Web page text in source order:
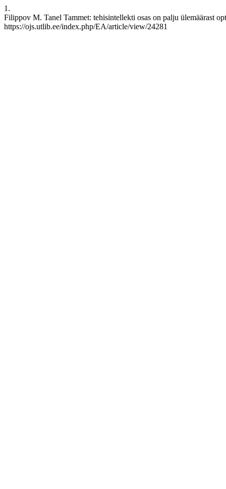
1.
Filippov M. Tanel Tammet: tehisintellekti osas on palju ülemäärast
https://ojs.utlib.ee/index.php/EA/article/view/24281